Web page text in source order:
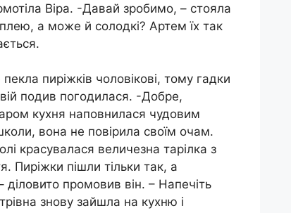
Віра. -Давай зробимо, – стояла
а може й солодкі? Артем їх так
пиріжків чоловікові, тому гадки
подив погодилася. -Добре,
кухня наповнилася чудовим
вона не повірила своїм очам.
красувалася величезна тарілка з
Пиріжки пішли тільки так, а
промовив він. – Напечіть
знову зайшла на кухню і